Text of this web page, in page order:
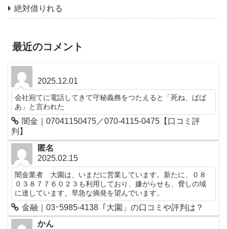
絶対借りれる
最近のコメント
2025.12.01
会社宛てに電話してきて守秘義務をつたえると「死ね、ばば
あ」と言われた
闇金｜07041150475／070-4115-0475【口コミ評
判】
匿名
2025.02.15
闇金業者 大園は、いまだに営業しています。新たに、０８
０３８７７６０２３も利用しており、嫌がらせも、脅しの域
に達しています。早急な摘発を望んでいます。
金融｜03ｰ5985-4138「大園」の口コミや評判は？
かん